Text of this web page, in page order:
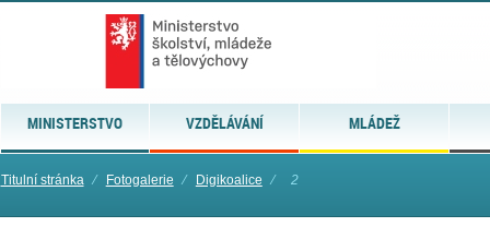
MINISTERSTVO VZDĚLÁVÁNÍ MLÁDEŽ
Titulní stránka ⁄ Fotogalerie ⁄ Digikoalice ⁄ 2